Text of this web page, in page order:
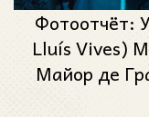
Фотоотчёт:
Lluís Vives)
Майор де